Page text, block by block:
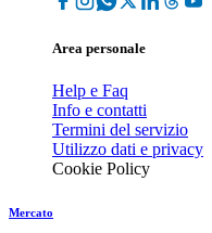
Area personale
Help e Faq
Info e contatti
Termini del servizio
Utilizzo dati e privacy
Cookie Policy
Mercato